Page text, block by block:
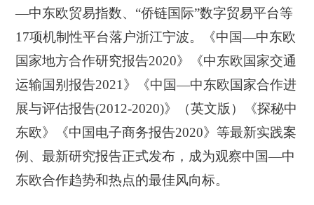
—中东欧贸易指数、“侨链国际”数字贸易平台等
17项机制性平台落户浙江宁波。《中国—中东欧
国家地方合作研究报告2020》《中东欧国家交通
运输国别报告2021》《中国—中东欧国家合作进
展与评估报告(2012-2020)》（英文版）《探秘中
东欧》《中国电子商务报告2020》等最新实践案
例、最新研究报告正式发布，成为观察中国—中
东欧合作趋势和热点的最佳风向标。